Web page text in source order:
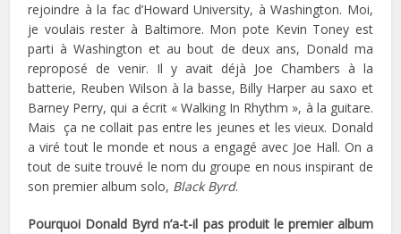
rejoindre à la fac d’Howard University, à Washington. Moi,
je voulais rester à Baltimore. Mon pote Kevin Toney est
parti à Washington et au bout de deux ans, Donald ma
reproposé de venir. Il y avait déjà Joe Chambers à la
batterie, Reuben Wilson à la basse, Billy Harper au saxo et
Barney Perry, qui a écrit « Walking In Rhythm », à la guitare.
Mais ça ne collait pas entre les jeunes et les vieux. Donald
a viré tout le monde et nous a engagé avec Joe Hall. On a
tout de suite trouvé le nom du groupe en nous inspirant de
son premier album solo, Black Byrd.
Pourquoi Donald Byrd n’a-t-il pas produit le premier album